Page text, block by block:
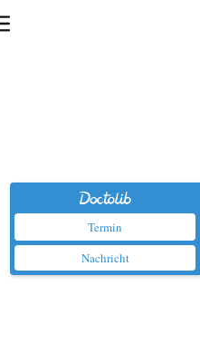
Termin
Nachricht